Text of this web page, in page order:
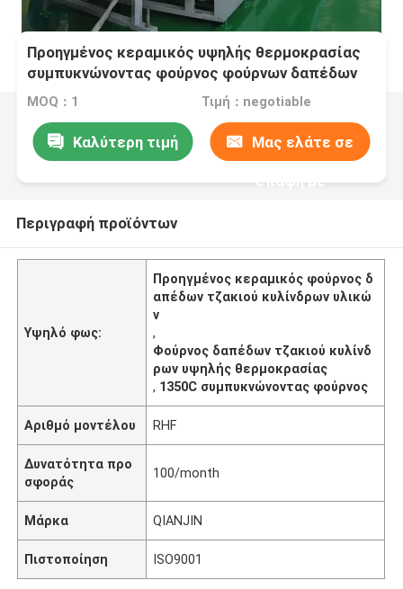
Προηγμένος κεραμικός υψηλής θερμοκρασίας
συμπυκνώνοντας φούρνος φούρνων δαπέδων
τζακιού κυλίνδρων υλικών
MOQ：1 Τιμή：negotiable
Καλύτερη τιμή Μας ελάτε σε
επαφή με
Περιγραφή προϊόντων
Υψηλό φως:
Προηγμένος κεραμικός φούρνος δ
απέδων τζακιού κυλίνδρων υλικώ
ν
,
Φούρνος δαπέδων τζακιού κυλίνδ
ρων υψηλής θερμοκρασίας
, 1350C συμπυκνώνοντας φούρνος
Αριθμό μοντέλου RHF
Δυνατότητα προ
σφοράς
100/month
Μάρκα QIANJIN
Πιστοποίηση ISO9001